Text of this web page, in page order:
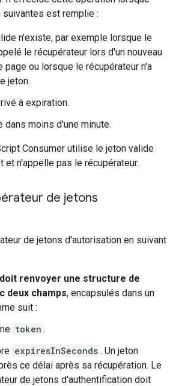
est remplie :
n'existe, par exemple lorsque le
le récupérateur lors d'un nouveau
page ou lorsque le récupérateur n'a
jeton.
à expiration.
dans moins d'une minute.
Consumer utilise le jeton valide
et n'appelle pas le récupérateur.
de jetons
de jetons d'autorisation en suivant
renvoyer une structure de
deux champs, encapsulés dans un
suit :
token .
expiresInSeconds . Un jeton
ce délai après sa récupération. Le
de jetons d'authentification doit